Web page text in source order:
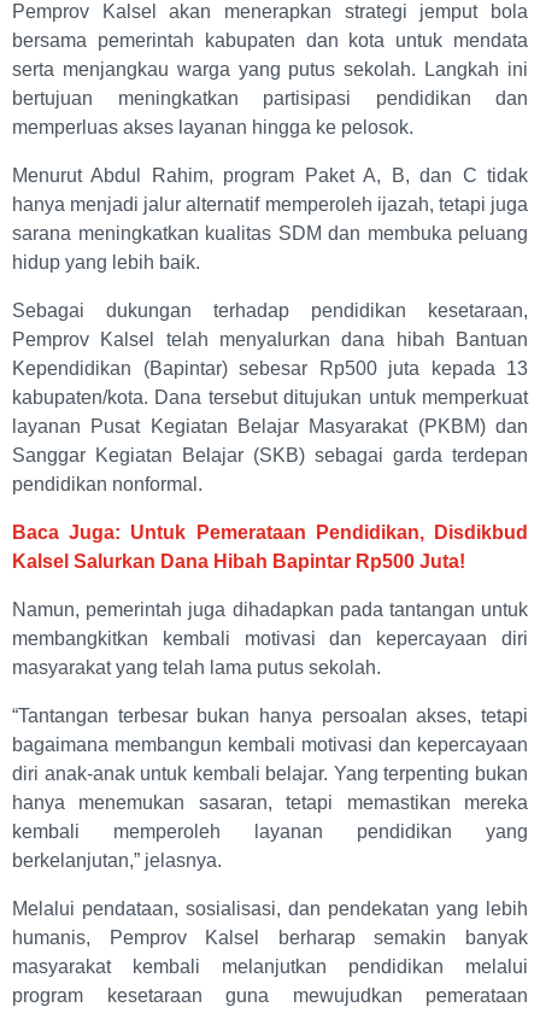
Pemprov Kalsel akan menerapkan strategi jemput bola
bersama pemerintah kabupaten dan kota untuk mendata
serta menjangkau warga yang putus sekolah. Langkah ini
bertujuan meningkatkan partisipasi pendidikan dan
memperluas akses layanan hingga ke pelosok.
Menurut Abdul Rahim, program Paket A, B, dan C tidak
hanya menjadi jalur alternatif memperoleh ijazah, tetapi juga
sarana meningkatkan kualitas SDM dan membuka peluang
hidup yang lebih baik.
Sebagai dukungan terhadap pendidikan kesetaraan,
Pemprov Kalsel telah menyalurkan dana hibah Bantuan
Kependidikan (Bapintar) sebesar Rp500 juta kepada 13
kabupaten/kota. Dana tersebut ditujukan untuk memperkuat
layanan Pusat Kegiatan Belajar Masyarakat (PKBM) dan
Sanggar Kegiatan Belajar (SKB) sebagai garda terdepan
pendidikan nonformal.
Baca Juga: Untuk Pemerataan Pendidikan, Disdikbud
Kalsel Salurkan Dana Hibah Bapintar Rp500 Juta!
Namun, pemerintah juga dihadapkan pada tantangan untuk
membangkitkan kembali motivasi dan kepercayaan diri
masyarakat yang telah lama putus sekolah.
“Tantangan terbesar bukan hanya persoalan akses, tetapi
bagaimana membangun kembali motivasi dan kepercayaan
diri anak-anak untuk kembali belajar. Yang terpenting bukan
hanya menemukan sasaran, tetapi memastikan mereka
kembali memperoleh layanan pendidikan yang
berkelanjutan,” jelasnya.
Melalui pendataan, sosialisasi, dan pendekatan yang lebih
humanis, Pemprov Kalsel berharap semakin banyak
masyarakat kembali melanjutkan pendidikan melalui
program kesetaraan guna mewujudkan pemerataan